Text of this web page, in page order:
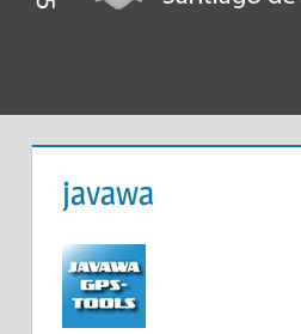
2015,
Santiago
Compostela
javawa